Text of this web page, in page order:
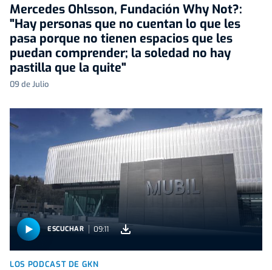
Mercedes Ohlsson, Fundación Why Not?:
"Hay personas que no cuentan lo que les
pasa porque no tienen espacios que les
puedan comprender; la soledad no hay
pastilla que la quite"
09 de Julio
ESCUCHAR 09:11
LOS PODCAST DE GKN